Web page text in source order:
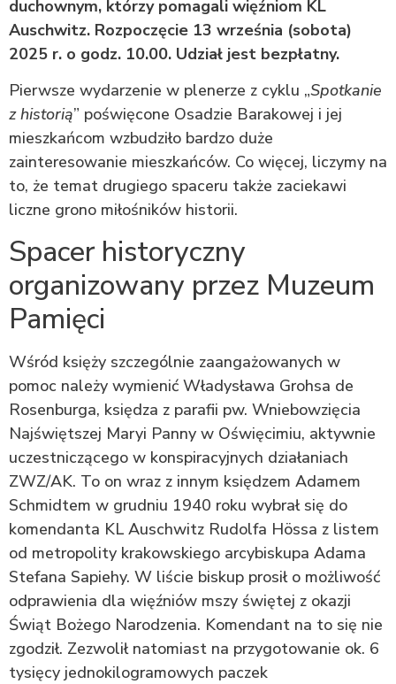
duchownym, którzy pomagali więźniom KL
Auschwitz. Rozpoczęcie 13 września (sobota)
2025 r. o godz. 10.00. Udział jest bezpłatny.
Pierwsze wydarzenie w plenerze z cyklu „Spotkanie
z historią” poświęcone Osadzie Barakowej i jej
mieszkańcom wzbudziło bardzo duże
zainteresowanie mieszkańców. Co więcej, liczymy na
to, że temat drugiego spaceru także zaciekawi
liczne grono miłośników historii.
Spacer historyczny
organizowany przez Muzeum
Pamięci
Wśród księży szczególnie zaangażowanych w
pomoc należy wymienić Władysława Grohsa de
Rosenburga, księdza z parafii pw. Wniebowzięcia
Najświętszej Maryi Panny w Oświęcimiu, aktywnie
uczestniczącego w konspiracyjnych działaniach
ZWZ/AK. To on wraz z innym księdzem Adamem
Schmidtem w grudniu 1940 roku wybrał się do
komendanta KL Auschwitz Rudolfa Hössa z listem
od metropolity krakowskiego arcybiskupa Adama
Stefana Sapiehy. W liście biskup prosił o możliwość
odprawienia dla więźniów mszy świętej z okazji
Świąt Bożego Narodzenia. Komendant na to się nie
zgodził. Zezwolił natomiast na przygotowanie ok. 6
tysięcy jednokilogramowych paczek